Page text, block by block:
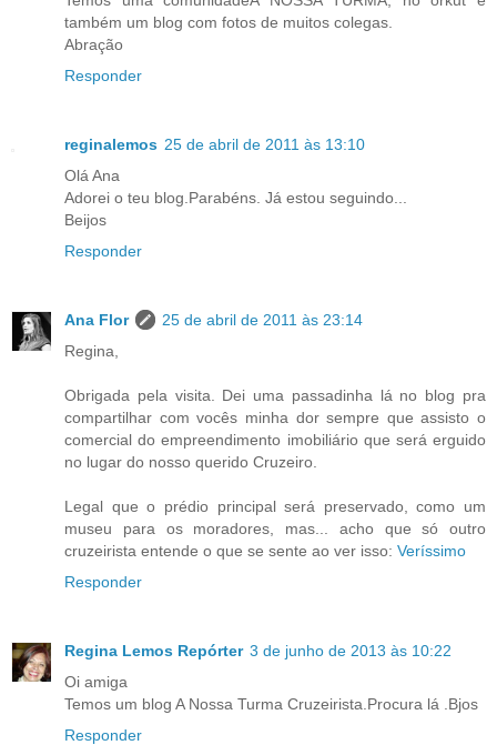
também um blog com fotos de muitos colegas.
Abração
Responder
reginalemos 25 de abril de 2011 às 13:10
Olá Ana
Adorei o teu blog.Parabéns. Já estou seguindo...
Beijos
Responder
Ana Flor
25 de abril de 2011 às 23:14
Regina,
Obrigada pela visita. Dei uma passadinha lá no blog pra
compartilhar com vocês minha dor sempre que assisto o
comercial do empreendimento imobiliário que será erguido
no lugar do nosso querido Cruzeiro.
Legal que o prédio principal será preservado, como um
museu para os moradores, mas... acho que só outro
cruzeirista entende o que se sente ao ver isso: Veríssimo
Responder
Regina Lemos Repórter 3 de junho de 2013 às 10:22
Oi amiga
Temos um blog A Nossa Turma Cruzeirista.Procura lá .Bjos
Responder